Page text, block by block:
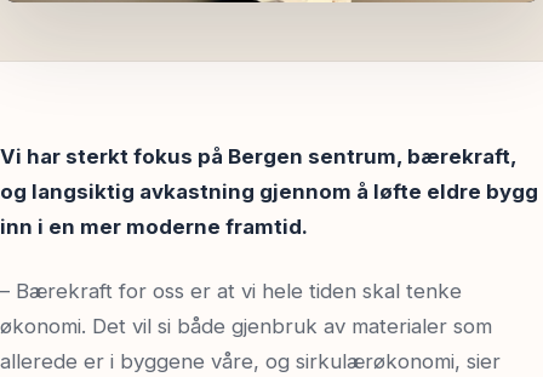
Vi har sterkt fokus på Bergen sentrum, bærekraft,
og langsiktig avkastning gjennom å løfte eldre bygg
inn i en mer moderne framtid.
– Bærekraft for oss er at vi hele tiden skal tenke
økonomi. Det vil si både gjenbruk av materialer som
allerede er i byggene våre, og sirkulærøkonomi, sier